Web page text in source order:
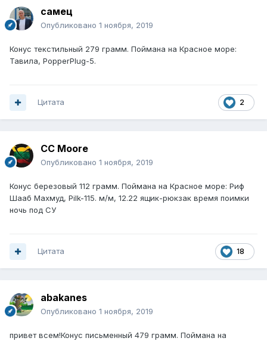
cамец
Опубликовано 1 ноября, 2019
Конус текстильный 279 грамм. Поймана на Красное море:
Тавила, PopperPlug-5.
2
Цитата
CC Moore
Опубликовано 1 ноября, 2019
Конус березовый 112 грамм. Поймана на Красное море: Риф
Шааб Махмуд, Pilk-115. м/м, 12.22 ящик-рюкзак время поимки
ночь под СУ
18
Цитата
abakanes
Опубликовано 1 ноября, 2019
привет всем!Конус письменный 479 грамм. Поймана на